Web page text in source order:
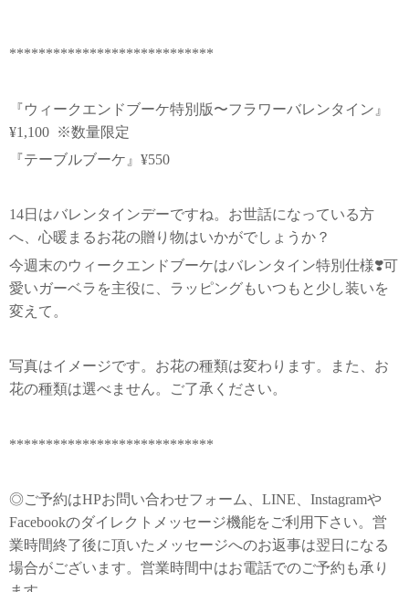
****************************
『ウィークエンドブーケ特別版〜フラワーバレンタイン』
¥1,100 ※数量限定
『テーブルブーケ』¥550
14日はバレンタインデーですね。お世話になっている方
へ、心暖まるお花の贈り物はいかがでしょうか？
今週末のウィークエンドブーケはバレンタイン特別仕様❣️可
愛いガーベラを主役に、ラッピングもいつもと少し装いを
変えて。
写真はイメージです。お花の種類は変わります。また、お
花の種類は選べません。ご了承ください。
****************************
◎ご予約はHPお問い合わせフォーム、LINE、Instagramや
Facebookのダイレクトメッセージ機能をご利用下さい。営
業時間終了後に頂いたメッセージへのお返事は翌日になる
場合がございます。営業時間中はお電話でのご予約も承り